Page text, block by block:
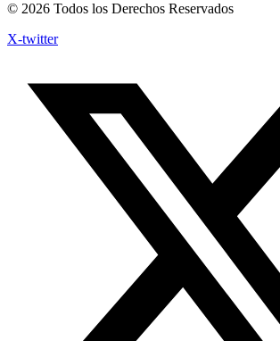
© 2026 Todos los Derechos Reservados
X-twitter